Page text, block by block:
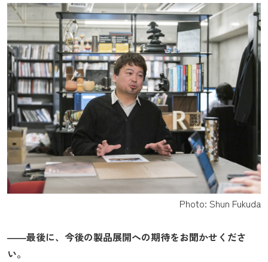
Photo: Shun Fukuda
――最後に、今後の製品展開への期待をお聞かせくださ
い。